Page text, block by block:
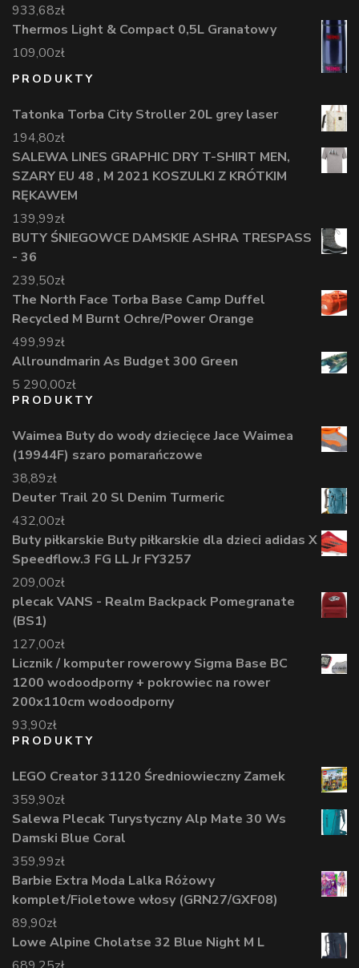
933,68zł
Thermos Light & Compact 0,5L Granatowy
109,00zł
PRODUKTY
Tatonka Torba City Stroller 20L grey laser
194,80zł
SALEWA LINES GRAPHIC DRY T-SHIRT MEN,
SZARY EU 48 , M 2021 KOSZULKI Z KRÓTKIM
RĘKAWEM
139,99zł
BUTY ŚNIEGOWCE DAMSKIE ASHRA TRESPASS
- 36
239,50zł
The North Face Torba Base Camp Duffel
Recycled M Burnt Ochre/Power Orange
499,99zł
Allroundmarin As Budget 300 Green
5 290,00zł
PRODUKTY
Waimea Buty do wody dziecięce Jace Waimea
(19944F) szaro pomarańczowe
38,89zł
Deuter Trail 20 Sl Denim Turmeric
432,00zł
Buty piłkarskie Buty piłkarskie dla dzieci adidas X
Speedflow.3 FG LL Jr FY3257
209,00zł
plecak VANS - Realm Backpack Pomegranate
(BS1)
127,00zł
Licznik / komputer rowerowy Sigma Base BC
1200 wodoodporny + pokrowiec na rower
200x110cm wodoodporny
93,90zł
PRODUKTY
LEGO Creator 31120 Średniowieczny Zamek
359,90zł
Salewa Plecak Turystyczny Alp Mate 30 Ws
Damski Blue Coral
359,99zł
Barbie Extra Moda Lalka Różowy
komplet/Fioletowe włosy (GRN27/GXF08)
89,90zł
Lowe Alpine Cholatse 32 Blue Night M L